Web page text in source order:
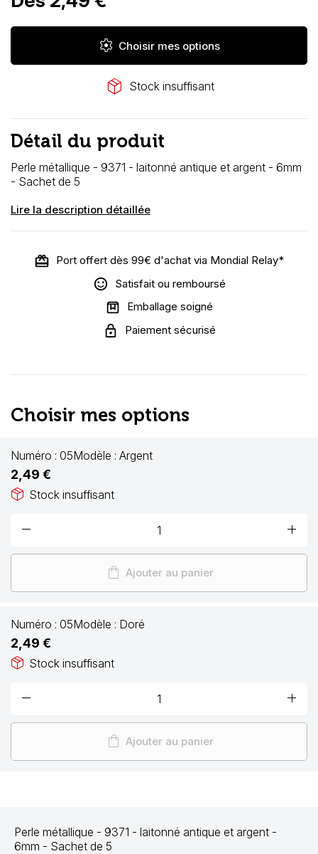
settings Choisir mes options
package_2 Stock insuffisant
Détail du produit
Perle métallique - 9371 - laitonné antique et argent - 6mm
- Sachet de 5
Lire la description détaillée
Port offert dès 99€ d'achat via Mondial Relay*
Satisfait ou remboursé
Emballage soigné
Paiement sécurisé
Choisir mes options
Numéro : 05Modèle : Argent
2,49 €
package_2 Stock insuffisant
remove add
shopping_bag Ajouter au panier
Numéro : 05Modèle : Doré
2,49 €
package_2 Stock insuffisant
remove add
shopping_bag Ajouter au panier
Perle métallique - 9371 - laitonné antique et argent -
6mm - Sachet de 5